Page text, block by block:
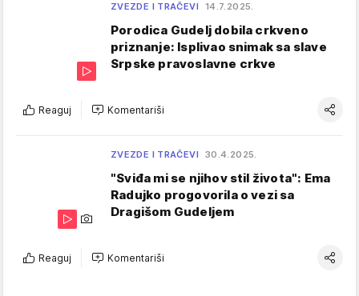
ZVEZDE I TRAČEVI 14.7.2025.
Porodica Gudelj dobila crkveno
priznanje: Isplivao snimak sa slave
Srpske pravoslavne crkve
Reaguj Komentariši
ZVEZDE I TRAČEVI 30.4.2025.
"Sviđa mi se njihov stil života": Ema
Radujko progovorila o vezi sa
Dragišom Gudeljem
Reaguj Komentariši